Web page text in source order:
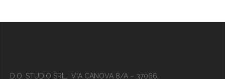
D.O. STUDIO SRL, VIA CANOVA 8/A – 37066,